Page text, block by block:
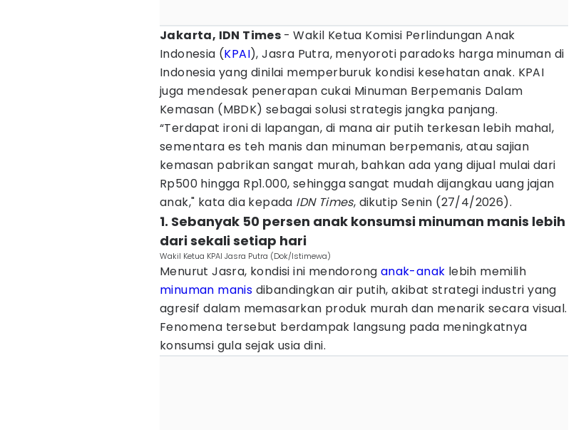
Jakarta, IDN Times - Wakil Ketua Komisi Perlindungan Anak
Indonesia (KPAI), Jasra Putra, menyoroti paradoks harga minuman di
Indonesia yang dinilai memperburuk kondisi kesehatan anak. KPAI
juga mendesak penerapan cukai Minuman Berpemanis Dalam
Kemasan (MBDK) sebagai solusi strategis jangka panjang.
“Terdapat ironi di lapangan, di mana air putih terkesan lebih mahal,
sementara es teh manis dan minuman berpemanis, atau sajian
kemasan pabrikan sangat murah, bahkan ada yang dijual mulai dari
Rp500 hingga Rp1.000, sehingga sangat mudah dijangkau uang jajan
anak," kata dia kepada IDN Times, dikutip Senin (27/4/2026).
1. Sebanyak 50 persen anak konsumsi minuman manis lebih
dari sekali setiap hari
Wakil Ketua KPAI Jasra Putra (Dok/Istimewa)
Menurut Jasra, kondisi ini mendorong anak-anak lebih memilih
minuman manis dibandingkan air putih, akibat strategi industri yang
agresif dalam memasarkan produk murah dan menarik secara visual.
Fenomena tersebut berdampak langsung pada meningkatnya
konsumsi gula sejak usia dini.